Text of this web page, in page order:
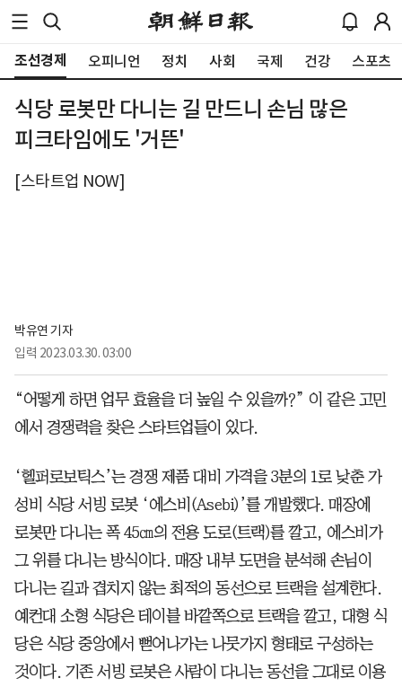
조선경제 오피니언 정치 사회 국제 건강 스포츠
식당 로봇만 다니는 길 만드니 손님 많은
피크타임에도 '거뜬'
[스타트업 NOW]
박유연 기자
입력 2023.03.30. 03:00
“어떻게 하면 업무 효율을 더 높일 수 있을까?” 이 같은 고민
에서 경쟁력을 찾은 스타트업들이 있다.
‘헬퍼로보틱스’는 경쟁 제품 대비 가격을 3분의 1로 낮춘 가
성비 식당 서빙 로봇 ‘에스비(Asebi)’를 개발했다. 매장에
로봇만 다니는 폭 45㎝의 전용 도로(트랙)를 깔고, 에스비가
그 위를 다니는 방식이다. 매장 내부 도면을 분석해 손님이
다니는 길과 겹치지 않는 최적의 동선으로 트랙을 설계한다.
예컨대 소형 식당은 테이블 바깥쪽으로 트랙을 깔고, 대형 식
당은 식당 중앙에서 뻗어나가는 나뭇가지 형태로 구성하는
것이다. 기존 서빙 로봇은 사람이 다니는 동선을 그대로 이용